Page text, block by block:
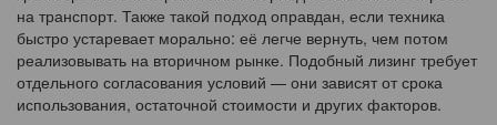
на транспорт. Также такой подход оправдан, если техника
быстро устаревает морально: её легче вернуть, чем потом
реализовывать на вторичном рынке. Подобный лизинг требует
отдельного согласования условий — они зависят от срока
использования, остаточной стоимости и других факторов.